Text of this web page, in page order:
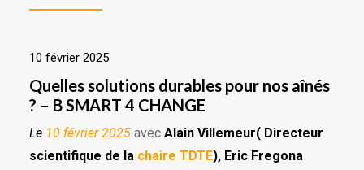
10 février 2025
Quelles solutions durables pour nos aînés
? – B SMART 4 CHANGE
Le 10 février 2025 avec Alain Villemeur( Directeur
scientifique de la chaire TDTE), Eric Fregona